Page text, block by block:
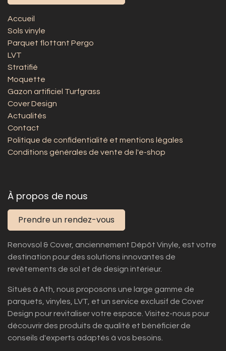
Accueil
Sols vinyle
Parquet flottant Pergo
LVT
Stratifié
Moquette
Gazon artificiel Turfgrass
Cover Design
Actualités
Contact
Politique de confidentialité et mentions légales
Conditions générales de vente de l'e-shop
À propos de nous
Prendre un rendez-vous
Renovsol & Cover, anciennement Dépôt Vinyle, est votre
destination pour des solutions innovantes de
revêtements de sol et de design intérieur.
Situés à Ath, nous proposons une large gamme de
parquets, vinyles, LVT, et un service exclusif de Cover
Design pour revitaliser votre espace. Visitez-nous pour
découvrir des produits de qualité et bénéficier de
conseils d'experts adaptés à vos besoins.